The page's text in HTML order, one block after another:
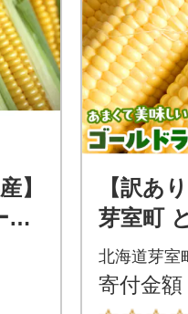
】
ル
7
【訳あ
芽室町
ゴール
本
北海道芽室
寄付金額